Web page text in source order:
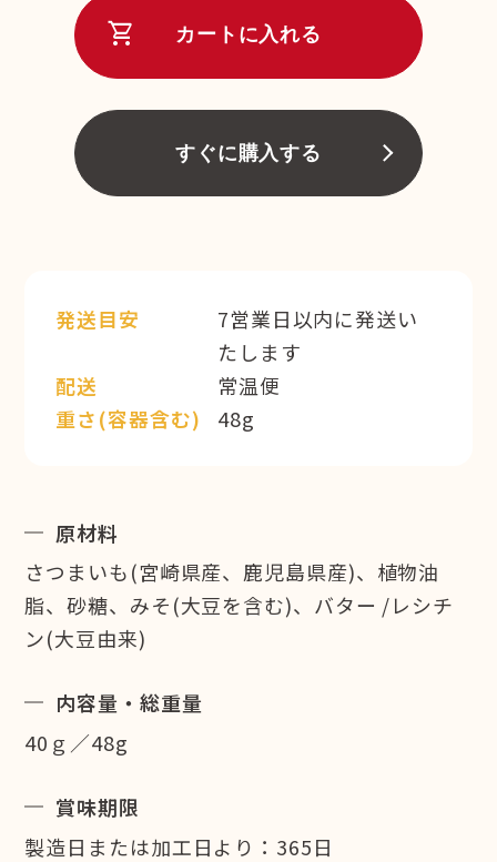
shopping_cart カートに入れる
すぐに購入する
発送目安
7営業日以内に発送い
たします
配送
常温便
重さ(容器含む)
48g
原材料
さつまいも(宮崎県産、鹿児島県産)、植物油
脂、砂糖、みそ(大豆を含む)、バター /レシチ
ン(大豆由来)
内容量・総重量
40ｇ／48g
賞味期限
製造日または加工日より：365日